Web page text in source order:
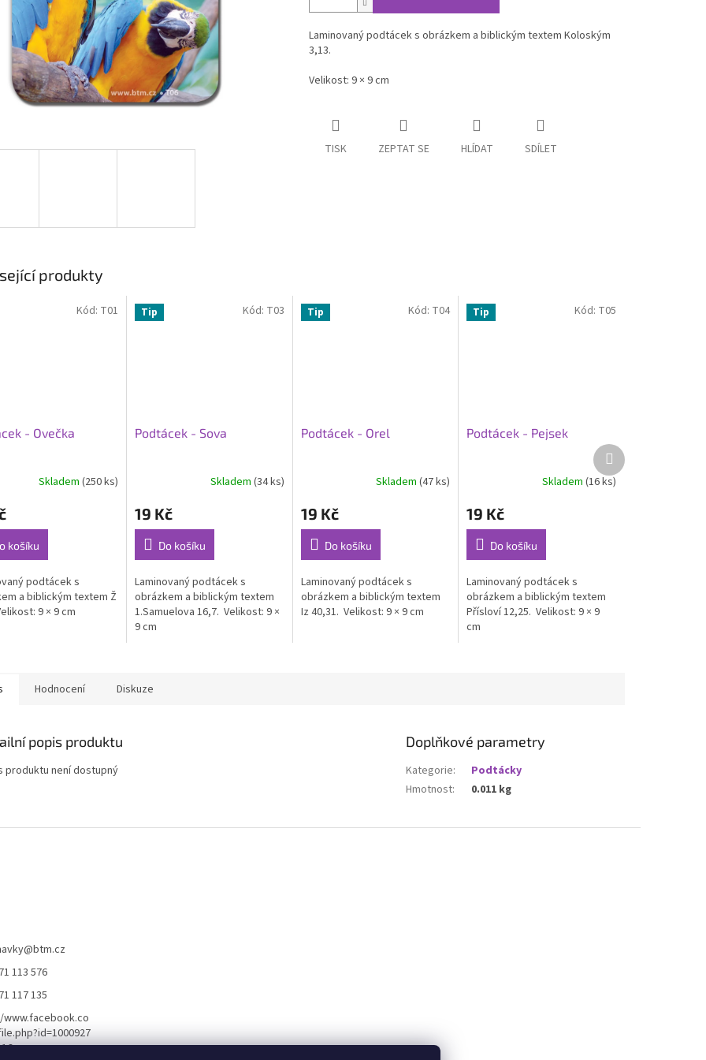
Laminovaný podtácek s obrázkem a biblickým textem Koloským
3,13.
Velikost: 9 × 9 cm
TISK ZEPTAT SE HLÍDAT SDÍLET
produkty
- Ovečka
Skladem (250 ks)
košíku
podtácek s
a biblickým textem Ž
9 × 9 cm
Kód: T01 Tip
Podtácek - Sova
Skladem (34 ks)
19 Kč
Do košíku
Laminovaný podtácek s
obrázkem a biblickým textem
1.Samuelova 16,7. Velikost: 9 ×
9 cm
Kód: T03 Tip
Podtácek - Orel
Skladem(47 ks)
19 Kč
Do košíku
Laminovaný podtácek s
obrázkem a biblickým textem
Iz 40,31. Velikost: 9 × 9 cm
Kód: T04 Tip
Podtácek - Pejsek
Skladem (16 ks)
19 Kč
Do košíku
Laminovaný podtácek s
obrázkem a biblickým textem
Přísloví 12,25. Velikost: 9 × 9
cm
Kód: T05
Další
produkt
Hodnocení Diskuze
popis produktu
produktu není dostupný
Doplňkové parametry
Kategorie:
Podtácky
Hmotnost: 0.011 kg
@btm.cz
113 576
117 135